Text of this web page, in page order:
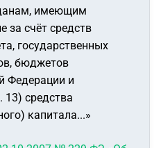
имеющим
за счёт средств
государственных
бюджетов
Федерации и
13) средства
капитала...»